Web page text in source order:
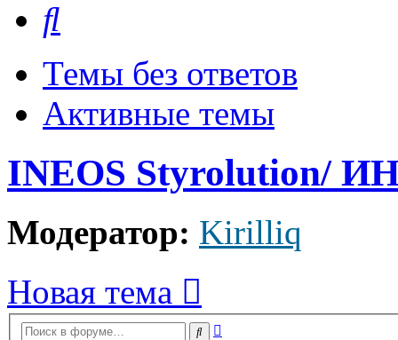
Темы без ответов
Активные темы
INEOS Styrolution/
Модератор: Kirilliq
Новая тема
Поиск